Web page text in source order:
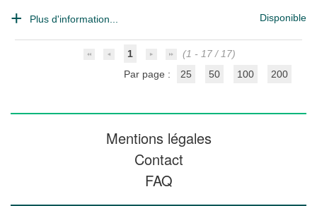
Plus d'information... Disponible
1
(1 - 17 / 17)
Par page :
25 50 100 200
Mentions légales
Contact
FAQ